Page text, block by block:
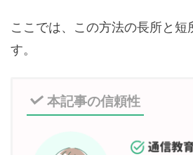
ここでは、この方法の長所と短
す。
本記事の信頼性